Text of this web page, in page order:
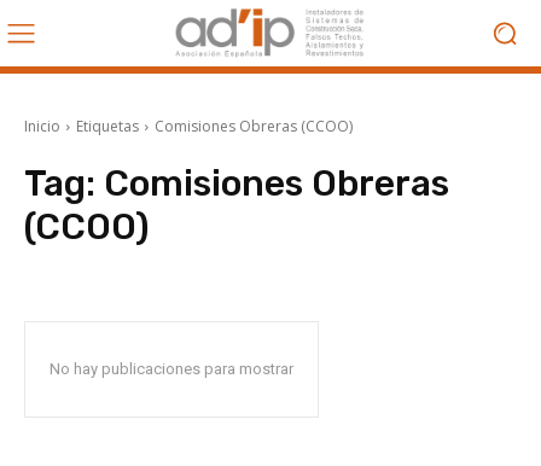
Inicio Etiquetas Comisiones Obreras (CCOO)
Tag: Comisiones Obreras
(CCOO)
No hay publicaciones para mostrar